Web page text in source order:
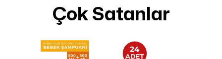
Çok Satanlar